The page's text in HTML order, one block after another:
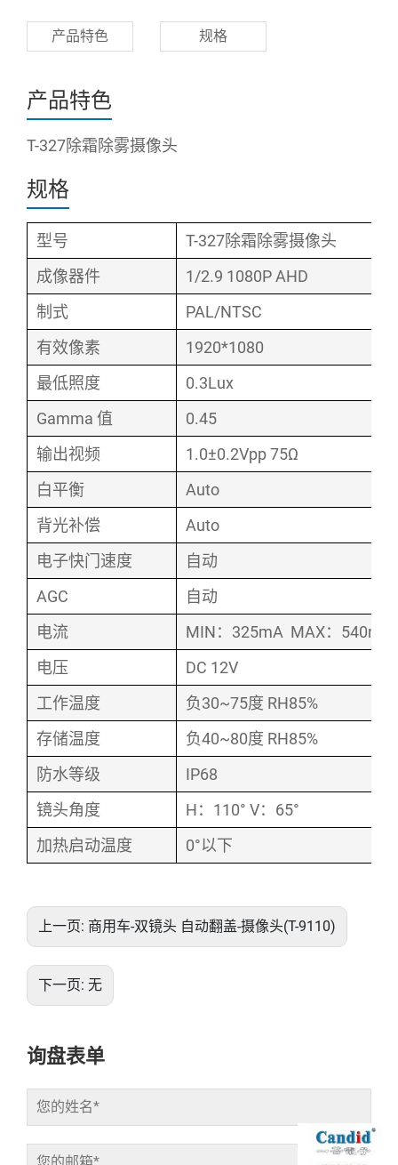
产品特色 规格
产品特色
T-327除霜除雾摄像头
规格
型号
T-327除霜除雾摄像头
成像器件
1/2.9 1080P AHD
制式
PAL/NTSC
有效像素
1920*1080
最低照度
0.3Lux
Gamma 值
0.45
输出视频
1.0±0.2Vpp 75Ω
白平衡
Auto
背光补偿
Auto
电子快门速度
自动
AGC
自动
电流
MIN：325mA MAX：540mA
电压
DC 12V
工作温度
负30~75度 RH85%
存储温度
负40~80度 RH85%
防水等级
IP68
镜头角度
H：110° V：65°
加热启动温度
0°以下
上一页: 商用车-双镜头 自动翻盖-摄像头(T-9110)
下一页: 无
询盘表单